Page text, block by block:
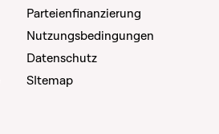
Parteienfinanzierung
Nutzungsbedingungen
Datenschutz
SItemap